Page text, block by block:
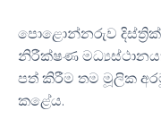
පොළොන්නරුව
නිරීක්ෂණ
පත් කිරීම තම මූලික
කළේය.